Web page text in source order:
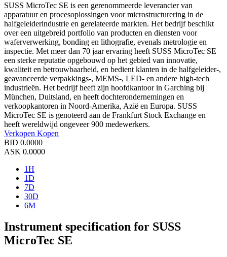
SUSS MicroTec SE is een gerenommeerde leverancier van
apparatuur en procesoplossingen voor microstructurering in de
halfgeleiderindustrie en gerelateerde markten. Het bedrijf beschikt
over een uitgebreid portfolio van producten en diensten voor
waferverwerking, bonding en lithografie, evenals metrologie en
inspectie. Met meer dan 70 jaar ervaring heeft SUSS MicroTec SE
een sterke reputatie opgebouwd op het gebied van innovatie,
kwaliteit en betrouwbaarheid, en bedient klanten in de halfgeleider-,
geavanceerde verpakkings-, MEMS-, LED- en andere high-tech
industrieën. Het bedrijf heeft zijn hoofdkantoor in Garching bij
München, Duitsland, en heeft dochterondernemingen en
verkoopkantoren in Noord-Amerika, Azië en Europa. SUSS
MicroTec SE is genoteerd aan de Frankfurt Stock Exchange en
heeft wereldwijd ongeveer 900 medewerkers.
Verkopen Kopen
BID 0.0000
ASK 0.0000
1H
1D
7D
30D
6M
Instrument specification for SUSS
MicroTec SE